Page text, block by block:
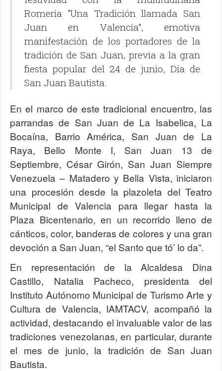
Romería “Una Tradición llamada San
Juan en Valencia”, emotiva
manifestación de los portadores de la
tradición de San Juan, previa a la gran
fiesta popular del 24 de junio, Día de
San Juan Bautista.
En el marco de este tradicional encuentro, las
parrandas de San Juan de La Isabelica, La
Bocaína, Barrio América, San Juan de La
Raya, Bello Monte I, San Juan 13 de
Septiembre, César Girón, San Juan Siempre
Venezuela – Matadero y Bella Vista, iniciaron
una procesión desde la plazoleta del Teatro
Municipal de Valencia para llegar hasta la
Plaza Bicentenario, en un recorrido lleno de
cánticos, color, banderas de colores y una gran
devoción a San Juan, “el Santo que tó’ lo da”.
En representación de la Alcaldesa Dina
Castillo, Natalia Pacheco, presidenta del
Instituto Autónomo Municipal de Turismo Arte y
Cultura de Valencia, IAMTACV, acompañó la
actividad, destacando el invaluable valor de las
tradiciones venezolanas, en particular, durante
el mes de junio, la tradición de San Juan
Bautista.